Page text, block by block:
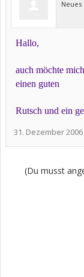
Neues
Hallo,
auch möchte
einen guten
Rutsch und ein
31. Dezember 2006
(Du musst